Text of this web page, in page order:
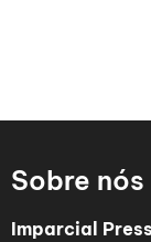
Sobre nós
Imparcial